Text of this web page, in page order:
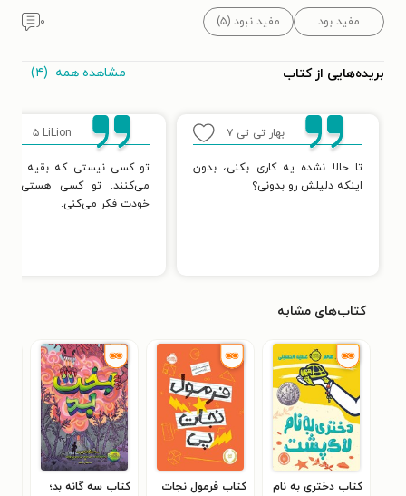
مفید بود مفید نبود (۵) ۰
بریده‌هایی از کتاب مشاهده همه (۴)
بهار تی تی ۷
تا حالا نشده یه کاری بکنی، بدون
اینکه دلیلش رو بدونی؟
LiLion ۵
تو کسی نیستی که بقیه تصور
می‌کنند. تو کسی هستی که
خودت فکر می‌کنی.
کتاب‌های مشابه
کتاب دختری به نام
کتاب فرمول نجات
کتاب سه گانه بد؛